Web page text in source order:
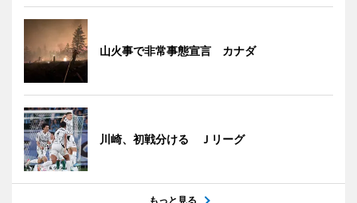
山火事で非常事態宣言 カナダ
川崎、初戦分ける Ｊリーグ
もっと見る